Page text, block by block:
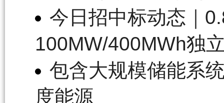
今日招中标动态｜
100MW/400MWh独
包含大规模储能系
度能源